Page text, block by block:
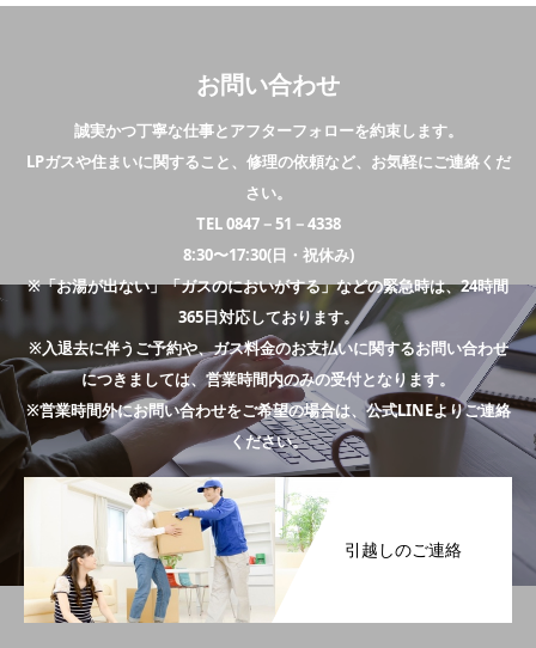
お問い合わせ
誠実かつ丁寧な仕事とアフターフォローを約束します。
LPガスや住まいに関すること、修理の依頼など、お気軽にご連絡くだ
さい。
TEL 0847－51－4338
8:30〜17:30(日・祝休み)
※「お湯が出ない」「ガスのにおいがする」などの緊急時は、24時間
365日対応しております。
※入退去に伴うご予約や、ガス料金のお支払いに関するお問い合わせ
につきましては、営業時間内のみの受付となります。
※営業時間外にお問い合わせをご希望の場合は、公式LINEよりご連絡
ください。
引越しのご連絡